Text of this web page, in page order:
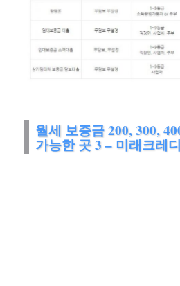
월세 보증금 200, 300,
가능한 곳 3 – 미래크레